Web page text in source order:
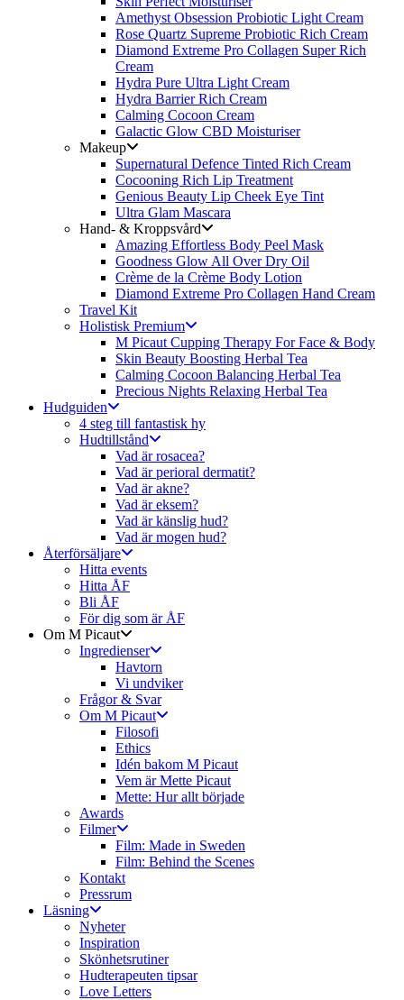
Amethyst Obsession Probiotic Light Cream
Rose Quartz Supreme Probiotic Rich Cream
Diamond Extreme Pro Collagen Super Rich
Cream
Hydra Pure Ultra Light Cream
Hydra Barrier Rich Cream
Calming Cocoon Cream
Galactic Glow CBD Moisturiser
Makeup
Supernatural Defence Tinted Rich Cream
Cocooning Rich Lip Treatment
Genious Beauty Lip Cheek Eye Tint
Ultra Glam Mascara
Hand- & Kroppsvård
Amazing Effortless Body Peel Mask
Goodness Glow All Over Dry Oil
Crème de la Crème Body Lotion
Diamond Extreme Pro Collagen Hand Cream
Travel Kit
Holistisk Premium
M Picaut Cupping Therapy For Face & Body
Skin Beauty Boosting Herbal Tea
Calming Cocoon Balancing Herbal Tea
Precious Nights Relaxing Herbal Tea
Hudguiden
4 steg till fantastisk hy
Hudtillstånd
Vad är rosacea?
Vad är perioral dermatit?
Vad är akne?
Vad är eksem?
Vad är känslig hud?
Vad är mogen hud?
Återförsäljare
Hitta events
Hitta ÅF
Bli ÅF
För dig som är ÅF
Om M Picaut
Ingredienser
Havtorn
Vi undviker
Frågor & Svar
Om M Picaut
Filosofi
Ethics
Idén bakom M Picaut
Vem är Mette Picaut
Mette: Hur allt började
Awards
Filmer
Film: Made in Sweden
Film: Behind the Scenes
Kontakt
Pressrum
Läsning
Nyheter
Inspiration
Skönhetsrutiner
Hudterapeuten tipsar
Love Letters